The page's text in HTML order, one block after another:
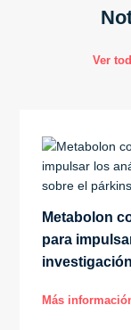
Ver
Metabolon
para
Más